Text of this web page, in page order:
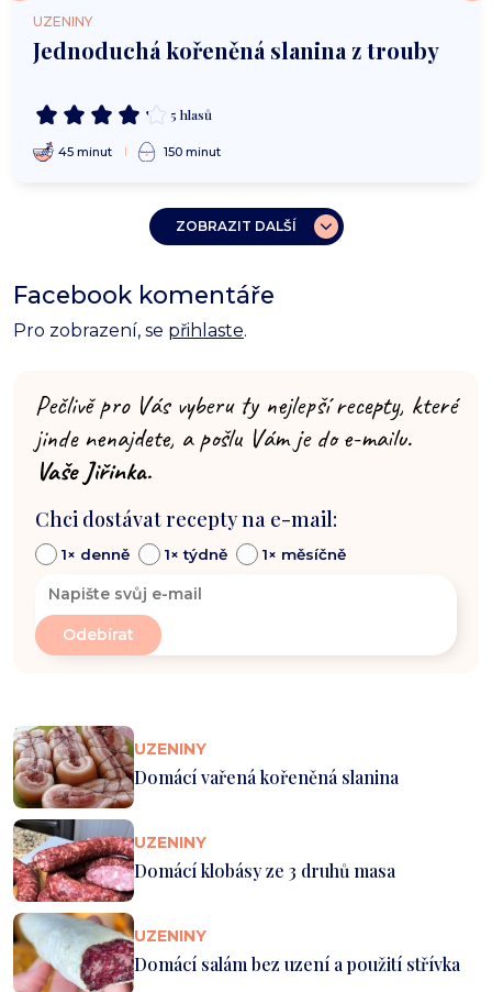
UZENINY
Jednoduchá kořeněná slanina z trouby
5 hlasů
45 minut 150 minut
ZOBRAZIT DALŠÍ
Facebook komentáře
Pro zobrazení, se přihlaste.
Pečlivě pro Vás vyberu ty nejlepší recepty, které
jinde nenajdete, a pošlu Vám je do e-mailu.
Vaše Jiřinka.
Chci dostávat recepty na e-mail:
1× denně 1× týdně 1× měsíčně
UZENINY
Domácí vařená kořeněná slanina
UZENINY
Domácí klobásy ze 3 druhů masa
UZENINY
Domácí salám bez uzení a použití střívka